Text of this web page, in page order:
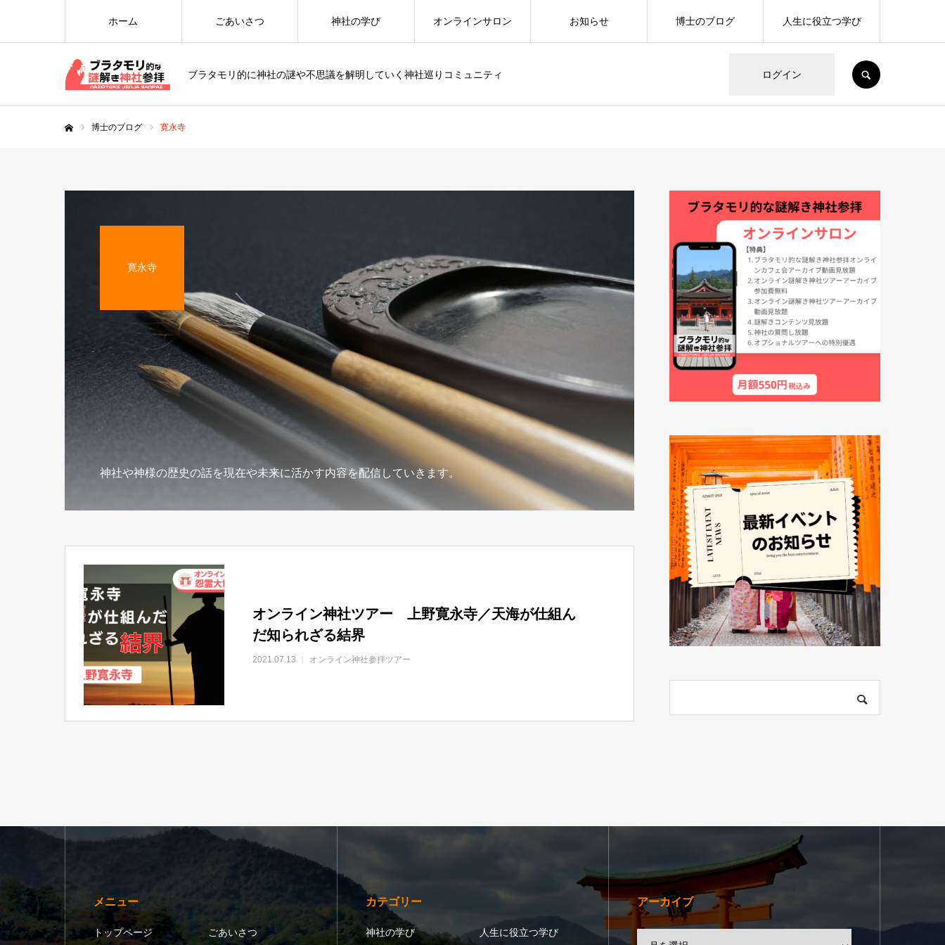
ブラタモリ的に神社の謎や不思議を解明していく神社巡りコミュニティ ログイン
ホーム ごあいさつ 神社の学び オンラインサロン お知らせ 博士のブログ 人生に役立つ学び
博士のブログ 寛永寺
寛永寺
神社や神様の歴史の話を現在や未来に活かす内容を配信していきます。
オンライン神社ツアー 上野寛永寺／天海が仕組ん
だ知られざる結界
2021.07.13 オンライン神社参拝ツアー
メニュー
トップページ ごあいさつ
カテゴリー
神社の学び 人生に役立つ学び
アーカイブ